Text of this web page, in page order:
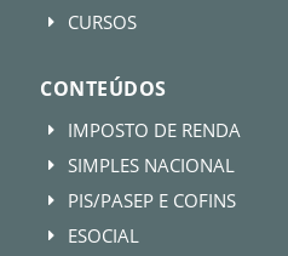
E CURSOS
CONTEÚDOS
E IMPOSTO DE RENDA
E SIMPLES NACIONAL
E PIS/PASEP E COFINS
E ESOCIAL